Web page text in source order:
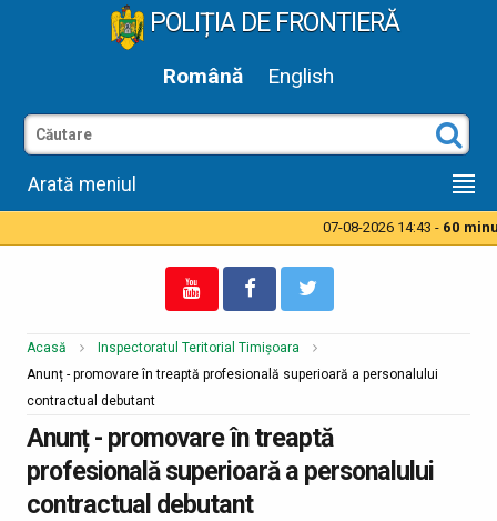
POLIȚIA DE FRONTIERĂ
Română English
Arată meniul
07-08-2026 14:43 - 60
Acasă
Inspectoratul Teritorial Timișoara
Anunț - promovare în treaptă profesională superioară a personalului
contractual debutant
Anunț - promovare în treaptă
profesională superioară a personalului
contractual debutant